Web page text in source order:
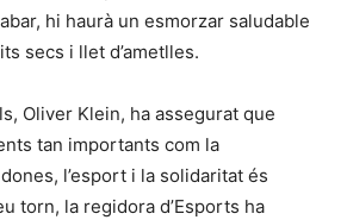
hi haurà un esmorzar saludable
secs i llet d’ametlles.
Oliver Klein, ha assegurat que
tan importants com la
l’esport i la solidaritat és
torn, la regidora d’Esports ha